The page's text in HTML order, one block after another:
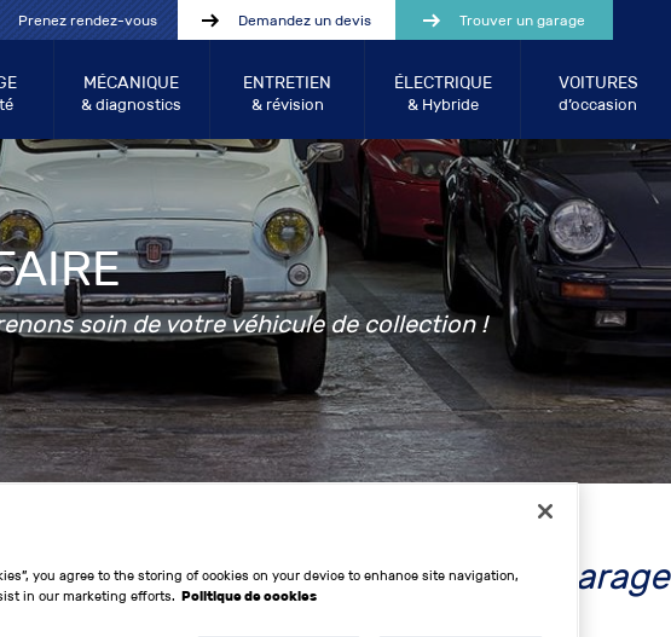
Prenez rendez-vous Demandez un devis Trouver un garage
MÉCANIQUE
& diagnostics
ENTRETIEN
& révision
ÉLECTRIQUE
& Hybride
VOITURES
d’occasion
soin de votre véhicule de collection !
voiture de collection chez Top Garage
you agree to the storing of cookies on your device to enhance site navigation,
in our marketing efforts. Politique de cookies